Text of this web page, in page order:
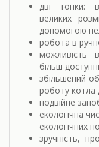
дві топки:
великих
допомогою
робота в
можливість
більш
збільшений
роботу котла
подвійне
екологічна
екологічних
зручність,